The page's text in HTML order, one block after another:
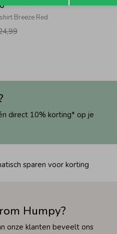
Breeze Red
direct 10% korting* op je
sparen voor korting
Humpy?
onze klanten beveelt ons